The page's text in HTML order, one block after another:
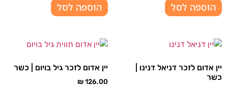
הוספה לסל הוספה לסל
יין אדום לזכר דניאל דנינו |
כשר
יין אדום לזכר גיל בויום | כשר
₪126.00